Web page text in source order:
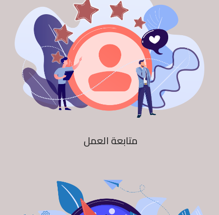
متابعة العمل